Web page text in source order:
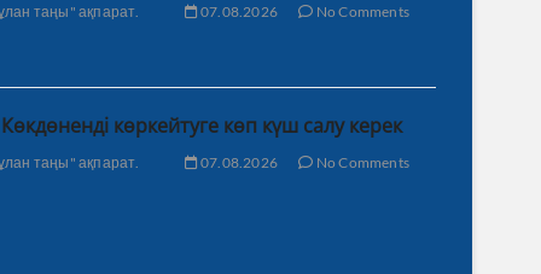
таңы" ақпарат. 07.08.2026 No Comments
Көкдөненді көркейтуге көп күш салу керек
таңы" ақпарат. 07.08.2026 No Comments